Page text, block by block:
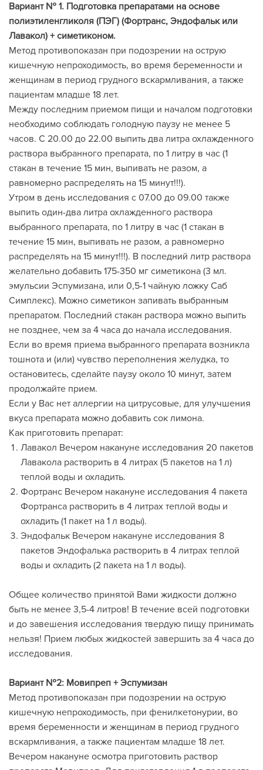
Вариант № 1. Подготовка препаратами на основе
полиэтиленгликоля (ПЭГ) (Фортранс, Эндофальк или
Лавакол) + симетиконом.
Метод противопоказан при подозрении на острую
кишечную непроходимость, во время беременности и
женщинам в период грудного вскармливания, а также
пациентам младше 18 лет.
Между последним приемом пищи и началом подготовки
необходимо соблюдать голодную паузу не менее 5
часов. С 20.00 до 22.00 выпить два литра охлажденного
раствора выбранного препарата, по 1 литру в час (1
стакан в течение 15 мин, выпивать не разом, а
равномерно распределять на 15 минут!!!).
Утром в день исследования с 07.00 до 09.00 также
выпить один-два литра охлажденного раствора
выбранного препарата, по 1 литру в час (1 стакан в
течение 15 мин, выпивать не разом, а равномерно
распределять на 15 минут!!!). В последний литр раствора
желательно добавить 175-350 мг симетикона (3 мл.
эмульсии Эспумизана, или 0,5-1 чайную ложку Саб
Симплекс). Можно симетикон запивать выбранным
препаратом. Последний стакан раствора можно выпить
не позднее, чем за 4 часа до начала исследования.
Если во время приема выбранного препарата возникла
тошнота и (или) чувство переполнения желудка, то
остановитесь, сделайте паузу около 10 минут, затем
продолжайте прием.
Если у Вас нет аллергии на цитрусовые, для улучшения
вкуса препарата можно добавить сок лимона.
Как приготовить препарат:
Лавакол Вечером накануне исследования 20 пакетов
Лавакола растворить в 4 литрах (5 пакетов на 1 л)
теплой воды и охладить.
Фортранс Вечером накануне исследования 4 пакета
Фортранса растворить в 4 литрах теплой воды и
охладить (1 пакет на 1 л воды).
Эндофальк Вечером накануне исследования 8
пакетов Эндофалька растворить в 4 литрах теплой
воды и охладить (2 пакета на 1 л воды).
Общее количество принятой Вами жидкости должно
быть не менее 3,5-4 литров! В течение всей подготовки
и до завешения исследования твердую пищу принимать
нельзя! Прием любых жидкостей завершить за 4 часа до
исследования.
Вариант №2: Мовипреп + Эспумизан
Метод противопоказан при подозрении на острую
кишечную непроходимость, при фенилкетонурии, во
время беременности и женщинам в период грудного
вскармливания, а также пациентам младше 18 лет.
Вечером накануне осмотра приготовить раствор